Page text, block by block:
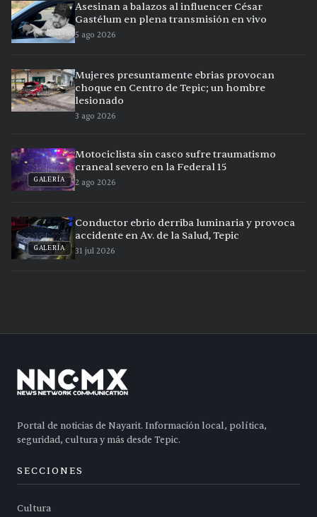
Asesinan a balazos al influencer César
Gastélum en plena transmisión en vivo
5 ago 2026
Mujeres presuntamente ebrias provocan
choque en Centro de Tepic; un hombre
lesionado
3 ago 2026
GALERÍA
Motociclista sin casco sufre traumatismo
craneal severo en la Federal 15
2 ago 2026
GALERÍA
Conductor ebrio derriba luminaria y provoca
accidente en Av. de la Salud, Tepic
31 jul 2026
Portal de noticias de Nayarit. Información local, política,
seguridad, cultura y más desde Tepic.
SECCIONES
Cultura